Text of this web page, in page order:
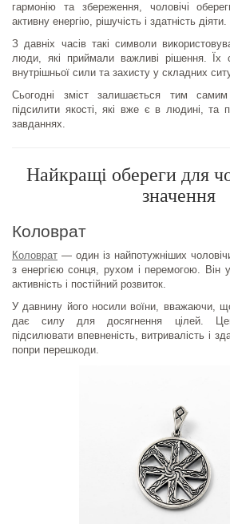
гармонію та збереження, чоловічі
активну енергію, рішучість і здатність діяти.
З давніх часів такі символи
люди, які приймали важливі рішення. Їх
внутрішньої сили та захисту у складних
Сьогодні зміст залишається тим
підсилити якості, які вже є в людині, та
завданнях.
Найкращі обереги для
значення
Коловрат
Коловрат — один із найпотужніших
з енергією сонця, рухом і перемогою. Він
активність і постійний розвиток.
У давнину його носили воїни, вважаючи,
дає силу для досягнення цілей.
підсилювати впевненість, витривалість і
попри перешкоди.